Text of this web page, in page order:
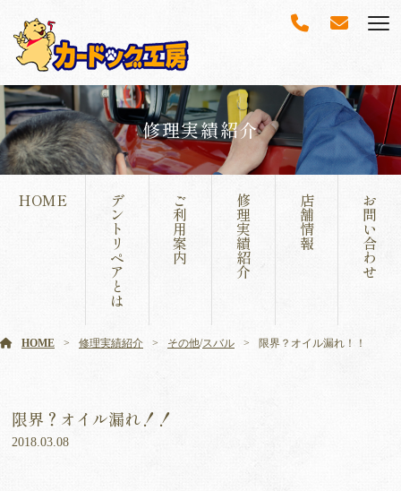
修理実績紹介
HOME デ
ン
ト
リ
ペ
ア
と
は
ご
利
用
案
内
修
理
実
績
紹
介
店
舗
情
報
お
問
い
合
わ
せ
HOME 修理実績紹介 その他/スバル 限界？オイル漏れ！！
限界？オイル漏れ！！
2018.03.08